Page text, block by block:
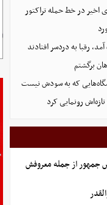
اخیر در خط حمله تراکتور
رقبا به دردسر افتادند
برگشتم
که به سودش نیست
رونمایی کرد
جمهور از جمله معروفش